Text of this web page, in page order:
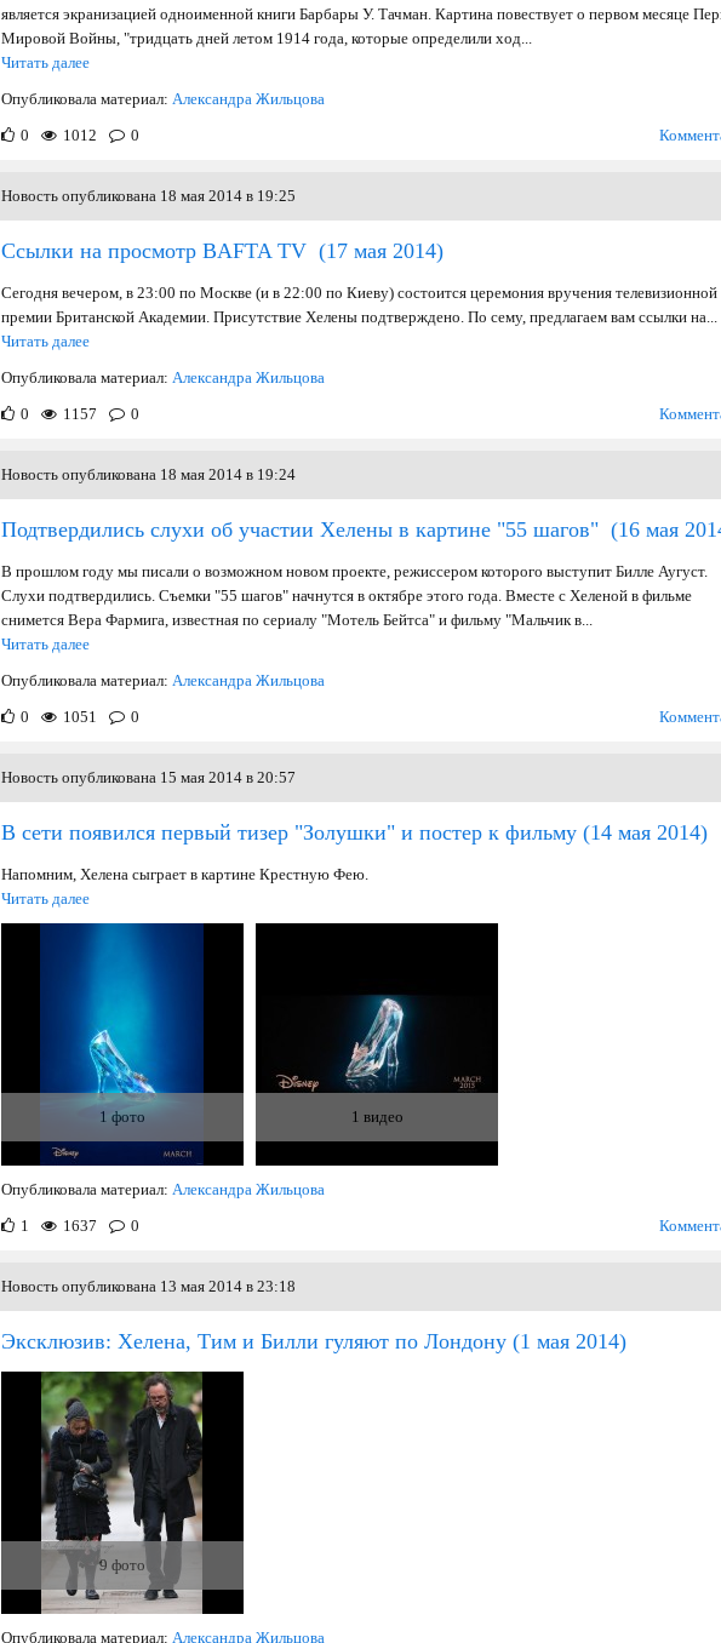
является экранизацией одноименной книги Барбары У. Тачман. Картина повествует о первом месяце
Мировой Войны, "тридцать дней летом 1914 года, которые определили ход...
Читать далее
Опубликовала материал: Александра Жильцова
0
1012 0
Новость опубликована 18 мая 2014 в 19:25
Ссылки на просмотр BAFTA TV (17 мая 2014)
Сегодня вечером, в 23:00 по Москве (и в 22:00 по Киеву) состоится церемония вручения телевизионной
премии Британской Академии. Присутствие Хелены подтверждено. По сему, предлагаем вам ссылки на...
Читать далее
Опубликовала материал: Александра Жильцова
0
1157 0
Новость опубликована 18 мая 2014 в 19:24
Подтвердились слухи об участии Хелены в картине "55 шагов" (16 мая
В прошлом году мы писали о возможном новом проекте, режиссером которого выступит Билле Аугуст.
Слухи подтвердились. Съемки "55 шагов" начнутся в октябре этого года. Вместе с Хеленой в фильме
снимется Вера Фармига, известная по сериалу "Мотель Бейтса" и фильму "Мальчик в...
Читать далее
Опубликовала материал: Александра Жильцова
0
1051 0
Новость опубликована 15 мая 2014 в 20:57
В сети появился первый тизер "Золушки" и постер к фильму (14 мая 2014)
Напомним, Хелена сыграет в картине Крестную Фею.
Читать далее
1 фото 1 видео
Опубликовала материал: Александра Жильцова
1
1637 0
Новость опубликована 13 мая 2014 в 23:18
Эксклюзив: Хелена, Тим и Билли гуляют по Лондону (1 мая 2014)
9 фото
Опубликовала материал: Александра Жильцова